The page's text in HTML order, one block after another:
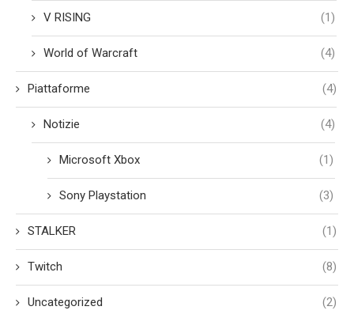
V RISING (1)
World of Warcraft (4)
Piattaforme (4)
Notizie (4)
Microsoft Xbox (1)
Sony Playstation (3)
STALKER (1)
Twitch (8)
Uncategorized (2)